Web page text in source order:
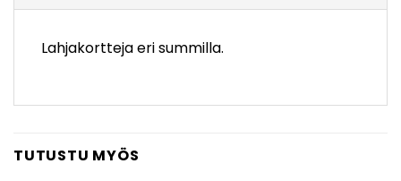
Lahjakortteja eri summilla.
TUTUSTU MYÖS